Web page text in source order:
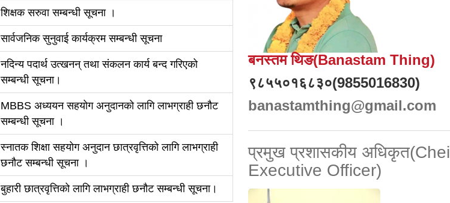
शिक्षक सरुवा सम्बन्धी सूचना ।
सार्वजनिक सुनुवाई कार्यक्रम सम्बन्धी सूचना
नदिन्य पदार्थ उत्खनन् तथा संकलन कार्य बन्द गरिएको
सम्बन्धी सूचना।
MBBS अध्ययन सहयोग अनुदानको लागि लाभग्राही छनौट
सम्बन्धी सूचना ।
स्‍नातक शिक्षा सहयोग अनुदान छात्रवृत्तिको लागि लाभग्राही
छनौट सम्बन्धी सूचना ।
बुहारी छात्रवृत्तिको लागि लाभग्राही छनौट सम्बन्धी सूचना।
बनस्तम थिङ(Banastam Thing)
९८५५०१६८३०(9855016830)
banastamthing@gmail.com
प्रमुख प्रशासकीय
Executive Officer)